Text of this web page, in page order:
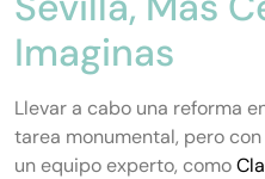
Imaginas
Llevar a cabo una reforma
tarea monumental, pero
un equipo experto, como